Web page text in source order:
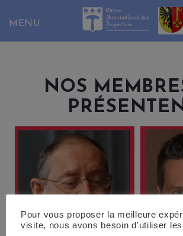
content
NOS
Pour vous proposer la meilleure
visite, nous avons besoin d'utiliser